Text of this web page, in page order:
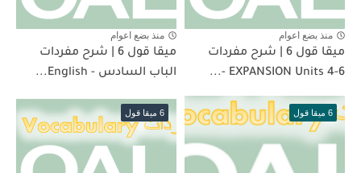
منذ بضع اعوام
ميقا قول 6 | شرح مفردات
EXPANSION Units 4-6 -...
منذ بضع اعوام
ميقا قول 6 | شرح مفردات
الباب السادس - English...
6 ميقا قول 6 ميقا قول